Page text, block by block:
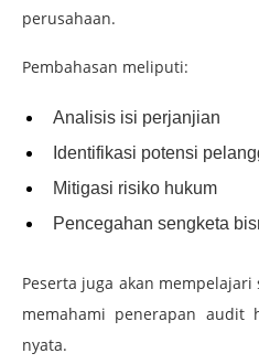
perusahaan.
Pembahasan meliputi:
Analisis isi perjanjian
Identifikasi potensi
Mitigasi risiko hukum
Pencegahan sengketa
Peserta juga akan
memahami penerapan audit
nyata.